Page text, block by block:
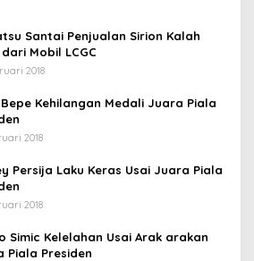
Santai Penjualan Sirion Kalah
Mobil LCGC
2018
Kehilangan Medali Juara Piala
2018
Persija Laku Keras Usai Juara Piala
2018
Simic Kelelahan Usai Arak arakan
Piala Presiden